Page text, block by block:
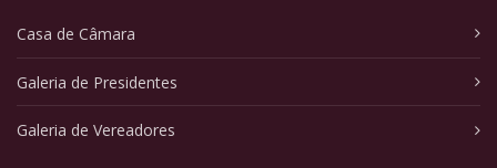
Casa de Câmara
Galeria de Presidentes
Galeria de Vereadores